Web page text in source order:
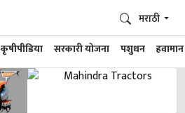
कृषीपीडिया सरकारी योजना पशुधन हवामान
मराठी